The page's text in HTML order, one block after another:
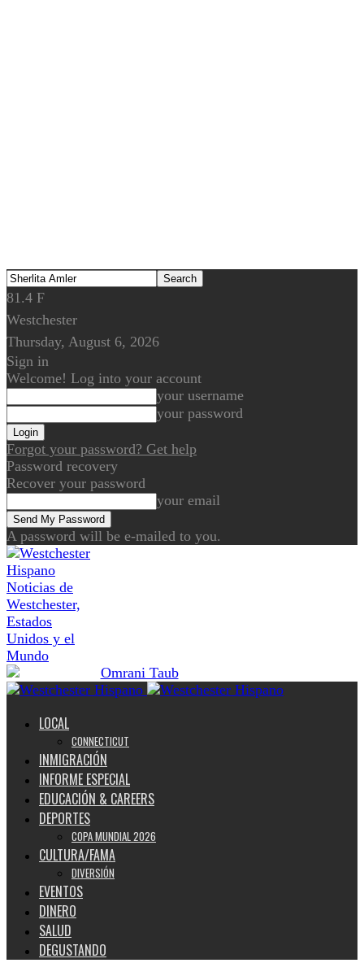
81.4 F
Westchester
Thursday, August 6, 2026
Sign in
Welcome! Log into your account
your username
your password
Forgot your password? Get help
Password recovery
Recover your password
your email
A password will be e-mailed to you.
Noticias de
Westchester,
Estados
Unidos y el
Mundo
LOCAL
CONNECTICUT
INMIGRACIÓN
INFORME ESPECIAL
EDUCACIÓN & CAREERS
DEPORTES
COPA MUNDIAL 2026
CULTURA/FAMA
DIVERSIÓN
EVENTOS
DINERO
SALUD
DEGUSTANDO